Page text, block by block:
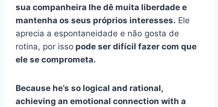
sua companheira lhe dê muita liberdade e
mantenha os seus próprios interesses. Ele
aprecia a espontaneidade e não gosta de
rotina, por isso pode ser difícil fazer com que
ele se comprometa.
Because he’s so logical and rational,
achieving an emotional connection with a